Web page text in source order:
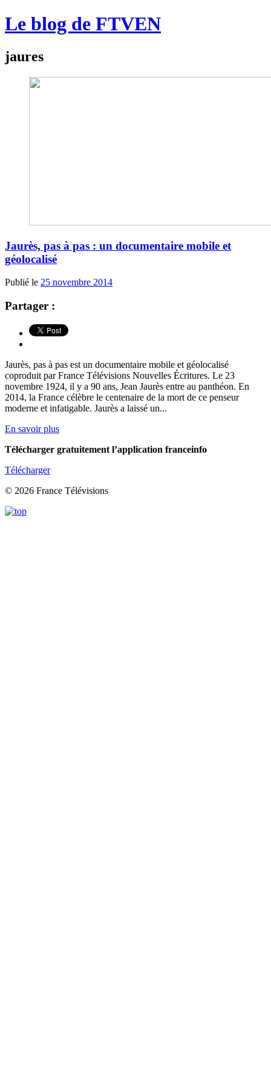
Le blog de FTVEN
jaures
Jaurès, pas à pas : un documentaire mobile et
géolocalisé
Publié le 25 novembre 2014
Partager :
Jaurès, pas à pas est un documentaire mobile et géolocalisé
coproduit par France Télévisions Nouvelles Écritures. Le 23
novembre 1924, il y a 90 ans, Jean Jaurès entre au panthéon. En
2014, la France célèbre le centenaire de la mort de ce penseur
moderne et infatigable. Jaurès a laissé un...
En savoir plus
Télécharger gratuitement l’application franceinfo
Télécharger
© 2026 France Télévisions